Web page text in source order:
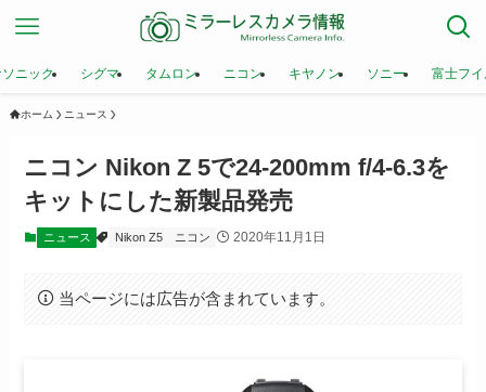
ニック シグマ タムロン ニコン キヤノン ソニー 富士フ
ホーム ニュース
ニコン Nikon Z 5で24-200mm f/4-6.3を
キットにした新製品発売
ニュース Nikon Z5 ニコン 2020年11月1日
当ページには広告が含まれています。